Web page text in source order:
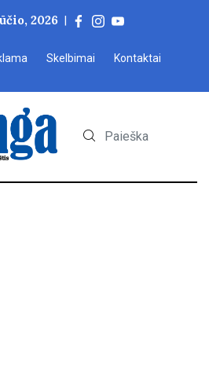
2026 |
Skelbimai Kontaktai